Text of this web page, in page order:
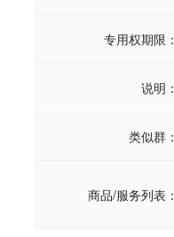
专用权期限：
说明：
类似群：
商品/服务列表：